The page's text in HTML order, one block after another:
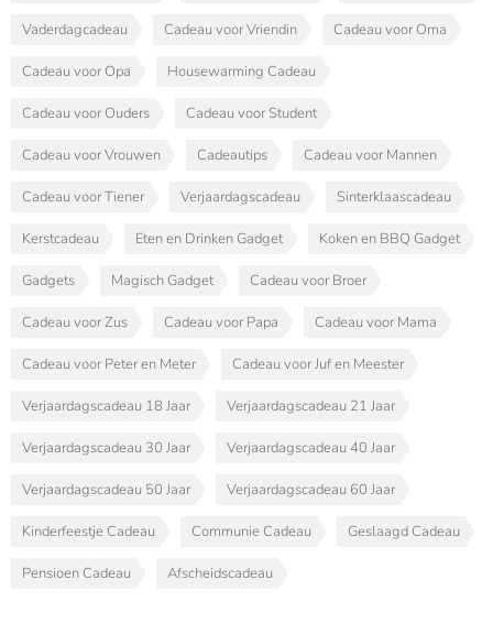
Vaderdagcadeau Cadeau voor Vriendin Cadeau voor Oma
Cadeau voor Opa Housewarming Cadeau
Cadeau voor Ouders Cadeau voor Student
Cadeau voor Vrouwen Cadeautips Cadeau voor Mannen
Cadeau voor Tiener Verjaardagscadeau Sinterklaascadeau
Kerstcadeau Eten en Drinken Gadget Koken en BBQ Gadget
Gadgets Magisch Gadget Cadeau voor Broer
Cadeau voor Zus Cadeau voor Papa Cadeau voor Mama
Cadeau voor Peter en Meter Cadeau voor Juf en Meester
Verjaardagscadeau 18 Jaar Verjaardagscadeau 21 Jaar
Verjaardagscadeau 30 Jaar Verjaardagscadeau 40 Jaar
Verjaardagscadeau 50 Jaar Verjaardagscadeau 60 Jaar
Kinderfeestje Cadeau Communie Cadeau Geslaagd Cadeau
Pensioen Cadeau Afscheidscadeau